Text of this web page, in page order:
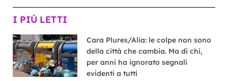
I PIÙ LETTI
Cara Plures/Alia: le colpe non sono
della città che cambia. Ma di chi,
per anni ha ignorato segnali
evidenti a tutti